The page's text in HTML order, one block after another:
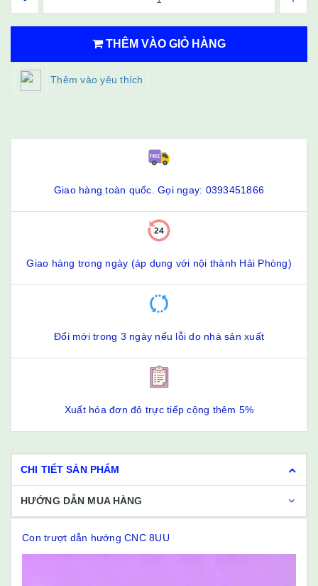
THÊM VÀO GIỎ HÀNG
Thêm vào yêu thích
Giao hàng toàn quốc. Gọi ngay: 0393451866
Giao hàng trong ngày (áp dụng với nội thành Hải Phòng)
Đổi mới trong 3 ngày nếu lỗi do nhà sản xuất
Xuất hóa đơn đỏ trực tiếp cộng thêm 5%
CHI TIẾT SẢN PHẨM
HƯỚNG DẪN MUA HÀNG
Con trượt dẫn hướng CNC 8UU